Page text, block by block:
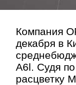
Компания
декабря в
A6l. Судя
расцветку
Контакт»